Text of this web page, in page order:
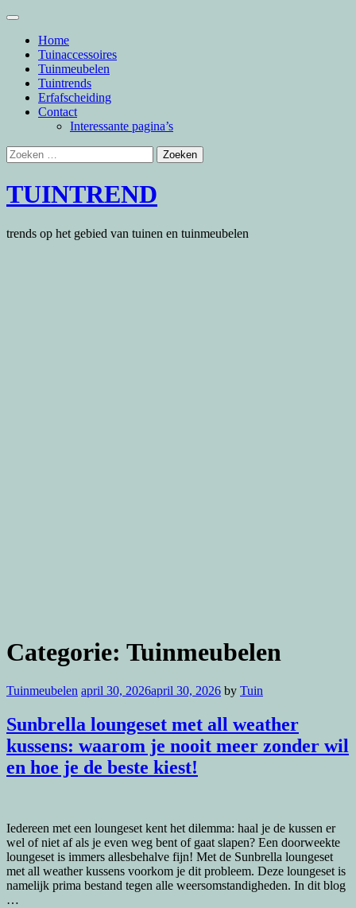
Skip
contentHome
Tuinaccessoires
Tuinmeubelen
Tuintrends
Erfafscheiding
Contact
Interessante pagina’s
Zoeken
naar:
TUINTREND
trends op het gebied van tuinen en tuinmeubelen
Categorie: Tuinmeubelen
Tuinmeubelen april 30, 2026april 30, 2026 by Tuin
Sunbrella loungeset met all weather
kussens: waarom je nooit meer zonder wil
en hoe je de beste kiest!
Iedereen met een loungeset kent het dilemma: haal je de kussen er
wel of niet af als je even weg bent of gaat slapen? Een doorweekte
loungeset is immers allesbehalve fijn! Met de Sunbrella loungeset
met all weather kussens voorkom je dit probleem. Deze loungeset is
namelijk prima bestand tegen alle weersomstandigheden. In dit blog
…